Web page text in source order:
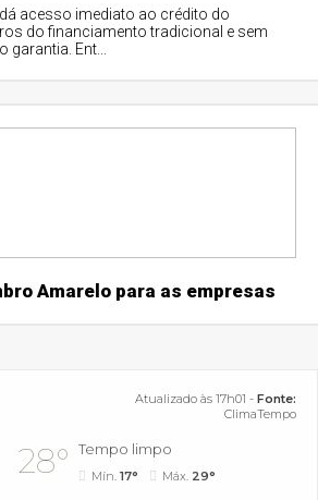
acesso imediato ao crédito do
do financiamento tradicional e sem
Ent...
Amarelo para as empresas
Atualizado às 17h01 - Fonte:
ClimaTempo
28° Tempo limpo
Mín.17° Máx. 29°